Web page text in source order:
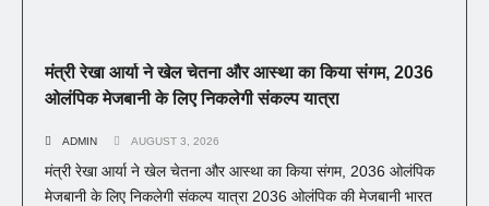
मंत्री रेखा आर्या ने खेल चेतना और आस्था का किया संगम, 2036
ओलंपिक मेजबानी के लिए निकलेगी संकल्प यात्रा
ADMIN AUGUST 3, 2026
मंत्री रेखा आर्या ने खेल चेतना और आस्था का किया संगम, 2036 ओलंपिक
मेजबानी के लिए निकलेगी संकल्प यात्रा 2036 ओलंपिक की मेजबानी भारत